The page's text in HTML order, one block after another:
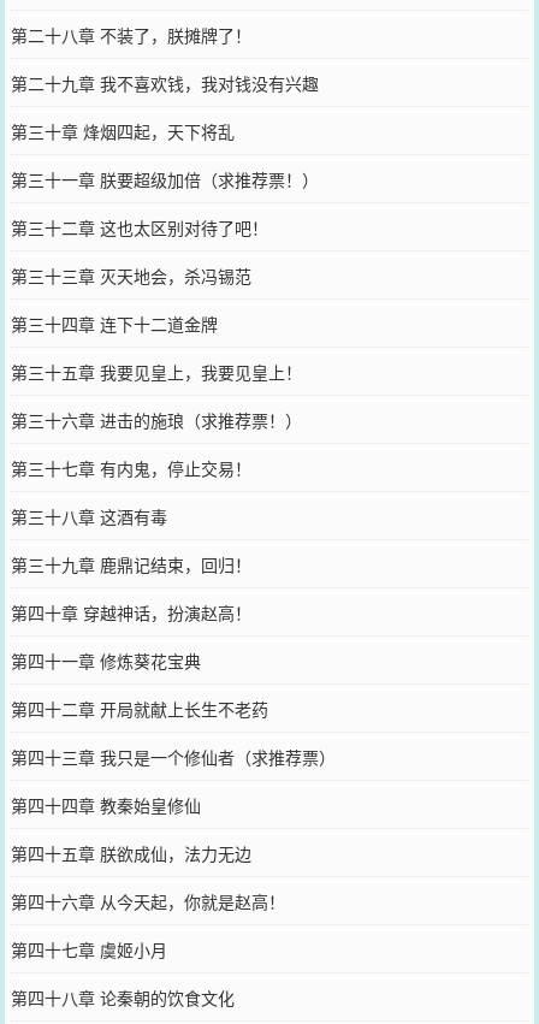
第二十八章 不装了，朕摊牌了！
第二十九章 我不喜欢钱，我对钱没有兴趣
第三十章 烽烟四起，天下将乱
第三十一章 朕要超级加倍（求推荐票！）
第三十二章 这也太区别对待了吧！
第三十三章 灭天地会，杀冯锡范
第三十四章 连下十二道金牌
第三十五章 我要见皇上，我要见皇上！
第三十六章 进击的施琅（求推荐票！）
第三十七章 有内鬼，停止交易！
第三十八章 这酒有毒
第三十九章 鹿鼎记结束，回归！
第四十章 穿越神话，扮演赵高！
第四十一章 修炼葵花宝典
第四十二章 开局就献上长生不老药
第四十三章 我只是一个修仙者（求推荐票）
第四十四章 教秦始皇修仙
第四十五章 朕欲成仙，法力无边
第四十六章 从今天起，你就是赵高！
第四十七章 虞姬小月
第四十八章 论秦朝的饮食文化